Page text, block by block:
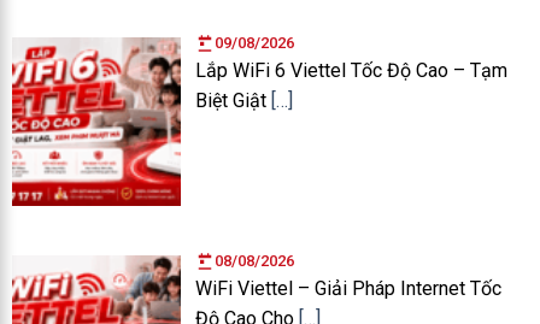
09/08/2026
Lắp WiFi 6 Viettel Tốc Độ Cao – Tạm
Biệt Giật […]
08/08/2026
WiFi Viettel – Giải Pháp Internet Tốc
Độ Cao Cho […]